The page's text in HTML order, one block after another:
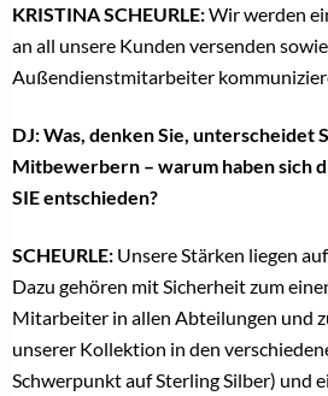
KRISTINA SCHEURLE:Wir werden
an all unsere Kunden versenden
Außendienstmitarbeiter
DJ: Was, denken Sie, unterscheidet
Mitbewerbern – warum haben sich
SIE entschieden?
SCHEURLE: Unsere Stärken liegen
Dazu gehören mit Sicherheit zum
Mitarbeiter in allen Abteilungen und
unserer Kollektion in den
Schwerpunkt auf Sterling Silber) und